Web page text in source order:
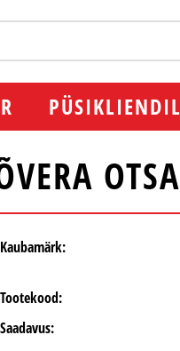
Kaubamärk:
Tootekood:
Saadavus: